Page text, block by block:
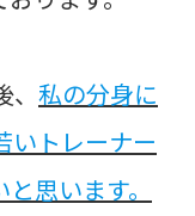
私の分身に
いトレーナー
思います。